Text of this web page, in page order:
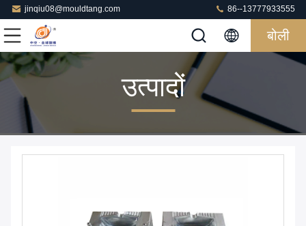
jinqiu08@mouldtang.com 86--13777933555
बोली
उत्पादों